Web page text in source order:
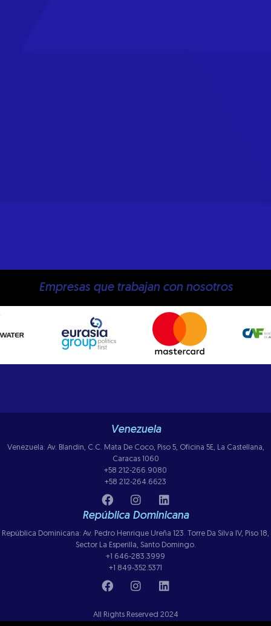
Empresas que trabajan con nosotros
Venezuela
Venezuela: Av. Blandin, C.C. Mata De Coco, Piso 5, Oficina 5E, La Castellana,
Caracas 1060
+58 212-266.9080
+58 212-264.6623
República Dominicana
República Dominicana: Av. Pedro Henrique Ureña 123. Torre Da Silva IV, Piso 18,
Sector La Esperilla, Santo Domingo.
+1 646-283.3999
+1 849-352.5371
All Rights Reserved 2024